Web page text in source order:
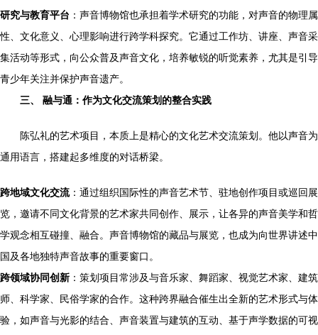
研究与教育平台 ：声音博物馆也承担着学术研究的功能，对声音的物理属
性、文化意义、心理影响进行跨学科探究。它通过工作坊、讲座、声音采
集活动等形式，向公众普及声音文化，培养敏锐的听觉素养，尤其是引导
青少年关注并保护声音遗产。
三、 融与通：作为文化交流策划的整合实践
陈弘礼的艺术项目，本质上是精心的文化艺术交流策划。他以声音为
通用语言，搭建起多维度的对话桥梁。
跨地域文化交流：通过组织国际性的声音艺术节、驻地创作项目或巡回展
览，邀请不同文化背景的艺术家共同创作、展示，让各异的声音美学和哲
学观念相互碰撞、融合。声音博物馆的藏品与展览，也成为向世界讲述中
国及各地独特声音故事的重要窗口。
跨领域协同创新 ：策划项目常涉及与音乐家、舞蹈家、视觉艺术家、建筑
师、科学家、民俗学家的合作。这种跨界融合催生出全新的艺术形式与体
验，如声音与光影的结合、声音装置与建筑的互动、基于声学数据的可视